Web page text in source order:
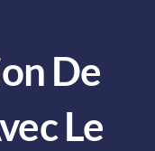
De
Le